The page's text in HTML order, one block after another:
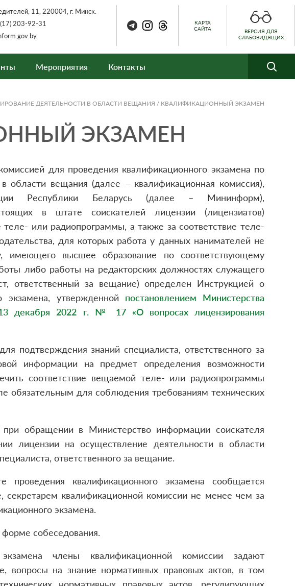
11, 220004, г. Минск.
203-92-31
КАРТА
САЙТА
ВЕРСИЯ ДЛЯ
СЛАБОВИДЯЩИХ
Мероприятия Контакты
ДЕЯТЕЛЬНОСТИ В ОБЛАСТИ ВЕЩАНИЯ / КВАЛИФИКАЦИОННЫЙ ЭКЗАМЕН
ЭКЗАМЕН
для проведения квалификационного экзамена по
области вещания (далее – квалификационная комиссия),
Республики Беларусь (далее – Мининформ),
в штате соискателей лицензии (лицензиатов)
или радиопрограммы, а также за соответствие теле-
для которых работа у данных нанимателей не
имеющего высшее образование по соответствующему
либо работы на редакторских должностях служащего
ответственный за вещание) определен Инструкцией о
экзамена, утвержденной постановлением Министерства
декабря 2022 г. № 17 «О вопросах лицензирования
подтверждения знаний специалиста, ответственного за
информации на предмет определения возможности
соответствие вещаемой теле- или радиопрограммы
обязательным для соблюдения требованиям технических
обращении в Министерство информации соискателя
лицензии на осуществление деятельности в области
ответственного за вещание.
квалификационного экзамена сообщается
секретарем квалификационной комиссии не менее чем за
экзамена.
собеседования.
члены квалификационной комиссии задают
вопросы на знание нормативных правовых актов, в том